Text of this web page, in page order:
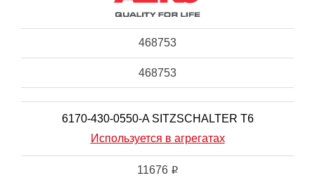
468753
468753
6170-430-0550-A SITZSCHALTER T6
Используется в агрегатах
11676 i